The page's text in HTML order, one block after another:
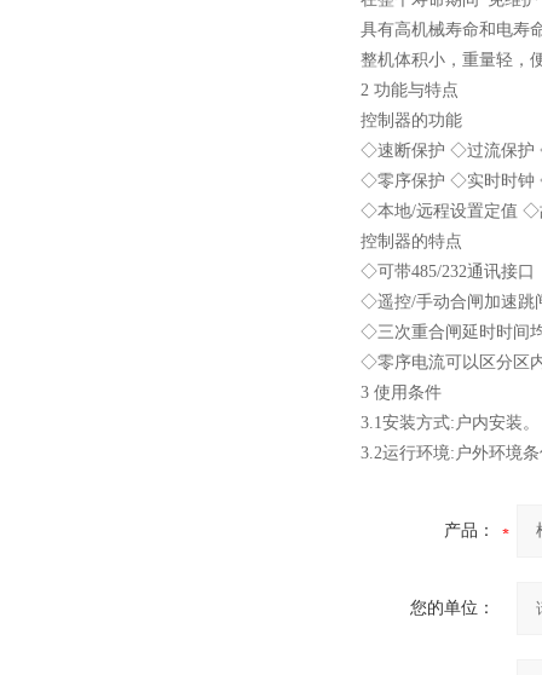
具有高机械寿命和电寿
整机体积小，重量轻，
2 功能与特点
控制器的功能
◇速断保护 ◇过流保护 ◇
◇零序保护 ◇实时时钟 ◇
◇本地/远程设置定值 ◇
控制器的特点
◇可带485/232通讯接口，
◇遥控/手动合闸加速跳闸
◇三次重合闸延时时间均
◇零序电流可以区分区内
3 使用条件
3.1安装方式:户内安装。
3.2运行环境:户外环境条
产品：
您的单位：